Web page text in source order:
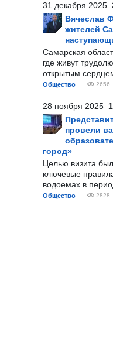
31 декабря 2025
Вячеслав
жителей
Самарская
где живут
открытым
Общество 2656
28 ноября 2025
провели
город»
Целью визита
ключевые
водоемах в
Общество 2828